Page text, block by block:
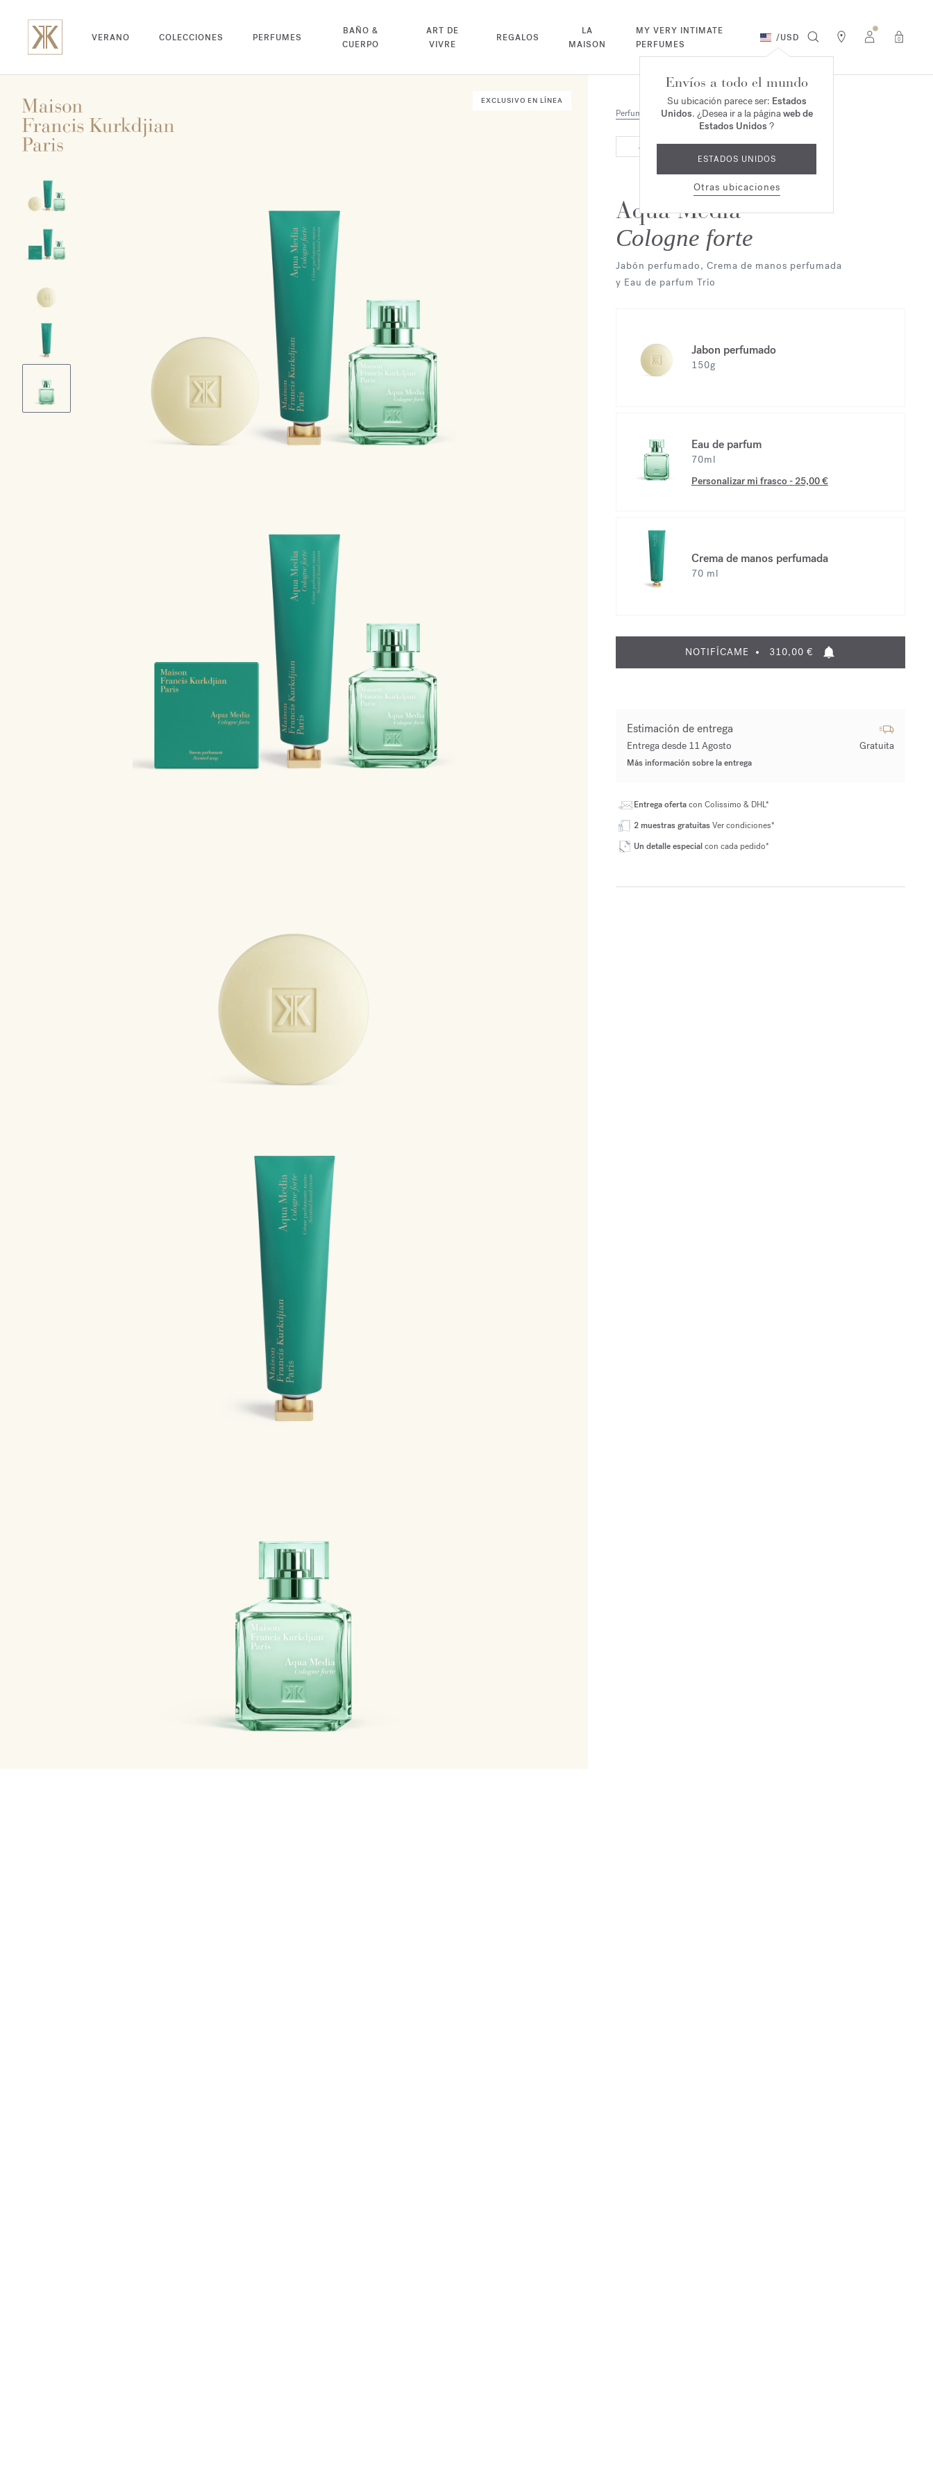
VERANO COLECCIONES PERFUMES
BAÑO &
CUERPO
ART DE
VIVRE
REGALOS
LA
MAISON
MY VERY INTIMATE
PERFUMES
/USD 0
Envíos a todo el mundo
Su ubicación parece ser: Estados
Unidos. ¿Desea ir a la páginaweb de
Estados Unidos ?
ESTADOS UNIDOS
Otras ubicaciones
EXCLUSIVO EN LÍNEA
Perfumes Dúo & Trío
AGOTADO
Aqua Media
Cologne forte
Jabón perfumado, Crema de manos perfumada
y Eau de parfum Trío
Jabon perfumado
150g
Eau de parfum
70ml
Personalizar mi frasco- 25,00 €
Crema de manos perfumada
70 ml
NOTIFÍCAME 310,00 €
Estimación de entrega
Entrega desde 11 Agosto Gratuita
Más información sobre la entrega
Entrega ofertacon Colissimo & DHL*
2 muestras gratuitasVer condiciones*
Un detalle especialcon cada pedido*